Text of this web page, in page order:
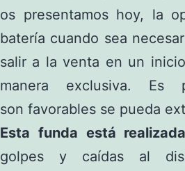
os presentamos hoy, la
batería cuando sea
salir a la venta en un
manera exclusiva.
son favorables se pueda
Esta funda está
golpes y caídas al